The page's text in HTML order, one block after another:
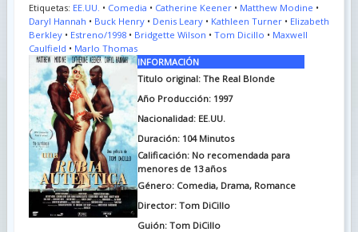
Etiquetas: EE.UU. • Comedia • Catherine Keener• Matthew Modine •
Daryl Hannah • Buck Henry• Denis Leary• Kathleen Turner• Elizabeth
Berkley• Estreno/1998• Bridgette Wilson • Tom Dicillo • Maxwell
Caulfield • Marlo Thomas
INFORMACIÓN
Titulo original: The Real Blonde
Año Producción: 1997
Nacionalidad: EE.UU.
Duración: 104 Minutos
Calificación: No recomendada para
menores de 13 años
Género: Comedia, Drama, Romance
Director: Tom DiCillo
Guión: Tom DiCillo